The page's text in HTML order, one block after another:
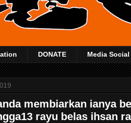
DONATE Media Social
membiarkan ianya
rayu belas ihsan